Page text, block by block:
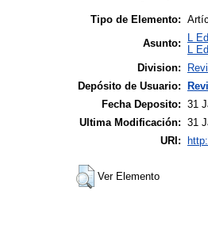
Tipo de Elemento:
Asunto:
L
L
Division:
Depósito de Usuario:
Fecha Deposito: 31
Ultima Modificación: 31
URI:
Ver Elemento